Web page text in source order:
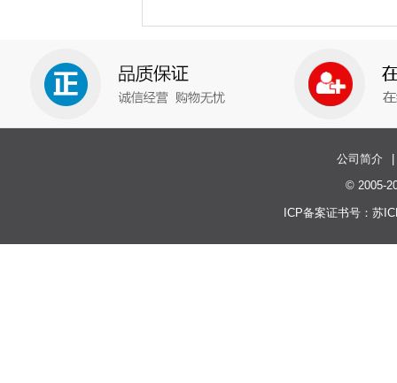
公司简介
© 2005-
ICP备案证书号： 苏